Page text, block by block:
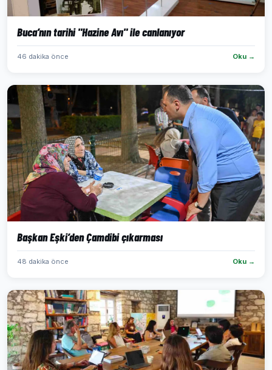
Buca’nın tarihi "Hazine Avı" ile canlanıyor
46 dakika önce Oku →
Başkan Eşki’den Çamdibi çıkarması
48 dakika önce Oku →